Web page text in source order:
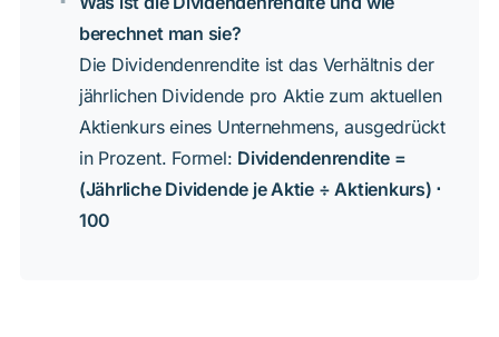
berechnet man sie?
Die Dividendenrendite ist das Verhältnis der
jährlichen Dividende pro Aktie zum aktuellen
Aktienkurs eines Unternehmens, ausgedrückt
in Prozent. Formel: Dividendenrendite =
(Jährliche Dividende je Aktie ÷ Aktienkurs) ⋅
100